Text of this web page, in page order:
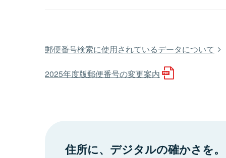
郵便番号検索に使用されているデータについて
2025年度版郵便番号の変更案内
住所に、デジタルの確かさを。